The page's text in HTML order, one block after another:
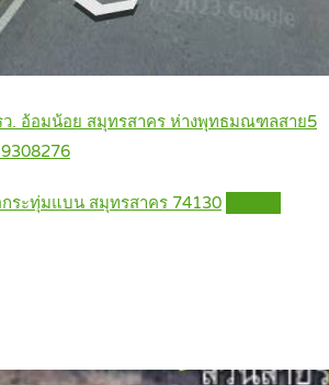
. อ้อมน้อย สมุทรสาคร ห่างพุทธมณฑลสาย5
ระทุ่มแบน สมุทรสาคร 74130